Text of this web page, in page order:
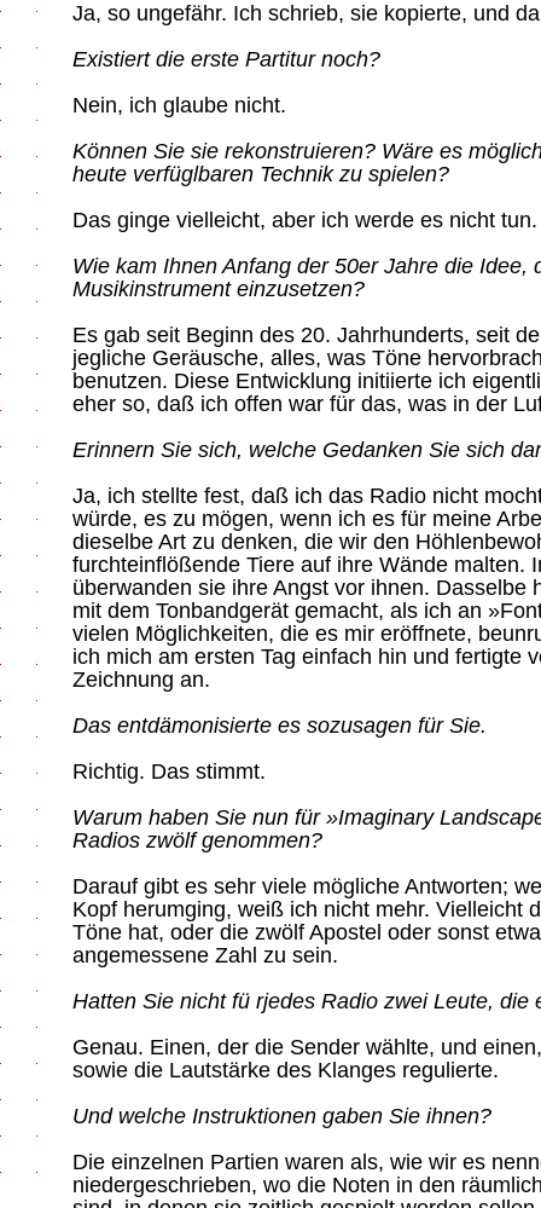
Ja, so ungefähr. Ich schrieb, sie kopierte, und
Existiert die erste Partitur noch?
Nein, ich glaube nicht.
Können Sie sie rekonstruieren? Wäre es
heute verfüglbaren Technik zu spielen?
Das ginge vielleicht, aber ich werde es nicht tun.
Wie kam Ihnen Anfang der 50er Jahre die Idee,
Musikinstrument einzusetzen?
Es gab seit Beginn des 20. Jahrhunderts, seit
jegliche Geräusche, alles, was Töne
benutzen. Diese Entwicklung initiierte ich
eher so, daß ich offen war für das, was in der
Erinnern Sie sich, welche Gedanken Sie sich
Ja, ich stellte fest, daß ich das Radio nicht
würde, es zu mögen, wenn ich es für meine
dieselbe Art zu denken, die wir den
furchteinflößende Tiere auf ihre Wände malten.
überwanden sie ihre Angst vor ihnen. Dasselbe
mit dem Tonbandgerät gemacht, als ich an
vielen Möglichkeiten, die es mir eröffnete,
ich mich am ersten Tag einfach hin und fertigte
Zeichnung an.
Das entdämonisierte es sozusagen für Sie.
Richtig. Das stimmt.
Warum haben Sie nun für »Imaginary
Radios zwölf genommen?
Darauf gibt es sehr viele mögliche Antworten;
Kopf herumging, weiß ich nicht mehr. Vielleicht
Töne hat, oder die zwölf Apostel oder sonst
angemessene Zahl zu sein.
Hatten Sie nicht fü rjedes Radio zwei Leute, die
Genau. Einen, der die Sender wählte, und
sowie die Lautstärke des Klanges regulierte.
Und welche Instruktionen gaben Sie ihnen?
Die einzelnen Partien waren als, wie wir es
niedergeschrieben, wo die Noten in den